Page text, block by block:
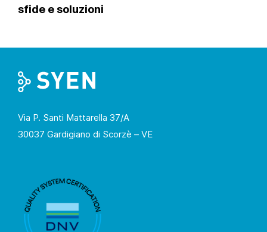
sfide e soluzioni
Via P. Santi Mattarella 37/A
30037 Gardigiano di Scorzè – VE